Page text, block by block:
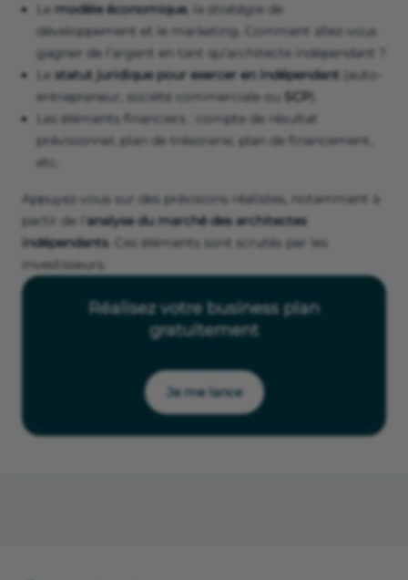
Le modèle économique, la stratégie de
développement et le marketing. Comment allez-vous
gagner de l’argent en tant qu’architecte indépendant ?
Le statut juridique pour exercer en indépendant
(auto-
entrepreneur, société commerciale ou SCP).
Les éléments financiers : compte de résultat
prévisionnel, plan de trésorerie, plan de financement,
etc.
Appuyez-vous sur des prévisions réalistes, notamment à
partir de l’ analyse du marché des architectes
indépendants. Ces éléments sont scrutés par les
investisseurs.
Réalisez votre business plan
gratuitement
Je me lance